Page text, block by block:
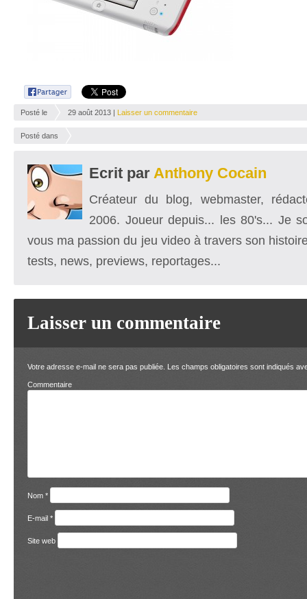
Posté le 29 août 2013 | Laisser un commentaire
Posté dans
Ecrit par Anthony Cocain
Créateur du blog, webmaster,
2006. Joueur depuis... les 80's... Je
vous ma passion du jeu video à travers son
tests, news, previews, reportages...
Laisser un commentaire
Votre adresse e-mail ne sera pas publiée. Les champs obligatoires sont indiqués
Nom *
E-mail *
Site web